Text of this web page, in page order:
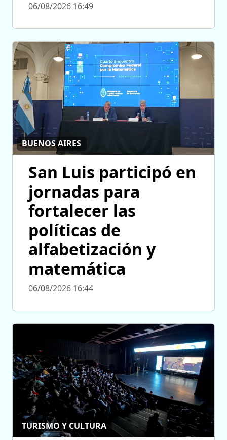
06/08/2026 16:49
BUENOS AIRES
San Luis participó en
jornadas para
fortalecer las
políticas de
alfabetización y
matemática
06/08/2026 16:44
TURISMO Y CULTURA